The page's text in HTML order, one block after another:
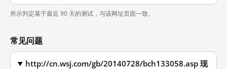
所示判定基于最近 90 天的测试，与该网址页面一致。
常见问题
http://cn.wsj.com/gb/20140728/bch133058.asp 现